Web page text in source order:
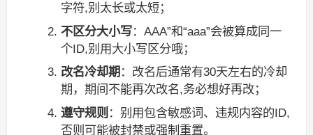
字符,别太长或太短；
不区分大小写：AAA”和“aaa”会被算成同一
个ID,别用大小写区分哦；
改名冷却期 ：改名后通常有30天左右的冷却
期，期间不能再次改名,务必想好再改；
遵守规则 ：别用包含敏感词、违规内容的ID,
否则可能被封禁或强制重置。